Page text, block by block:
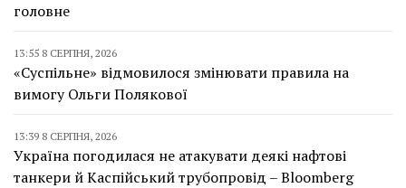
головне
13:55 8 СЕРПНЯ, 2026
«Суспільне» відмовилося змінювати правила на
вимогу Ольги Полякової
13:39 8 СЕРПНЯ, 2026
Україна погодилася не атакувати деякі нафтові
танкери й Каспійський трубопровід – Bloomberg